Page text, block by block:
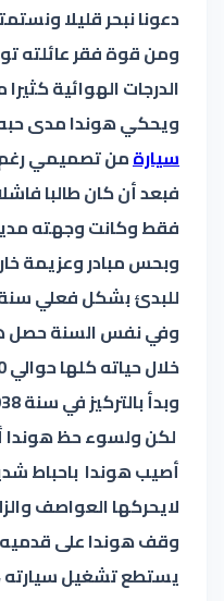
دعونا نبحر قليلا
الدرجات الهوائية
ويحكي هوندا مدى حبه
سيارةمن تصميمي رغم
وبحس مبادر وعزيمة
للبدئ بشكل فعلي سنة 1928
وفي نفس السنة حصل
خلال حياته كلها حوالي 470 ابتكار وأكثر من 150 برائة اختراع ،
وبدأ بالتركيز في سنة 1938 على صناعة الكباس بعد أن قام بتاسيس مصنع صغير ليقوم فيه بهذا العمل .
لكن ولسوء حظ هوندا أصابة قنبلة
أصيب هوندا باحباط
لايحركها العواصف
وقف هوندا على قدميه
يستطع تشغيل سيارته ،